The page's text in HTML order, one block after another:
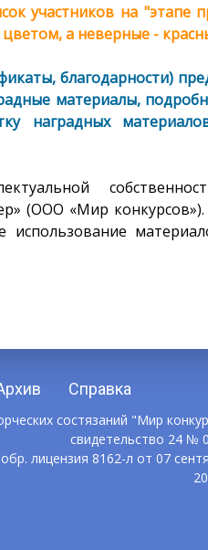
участников на "этапе
а неверные -
благодарности)
материалы,
наградных
(ООО «Мир
Справка
состязаний "Мир
свидетельство 24 №
обр. лицензия 8162-л от 07